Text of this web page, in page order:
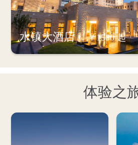
水镇大酒店 ￥1580 起
体验之